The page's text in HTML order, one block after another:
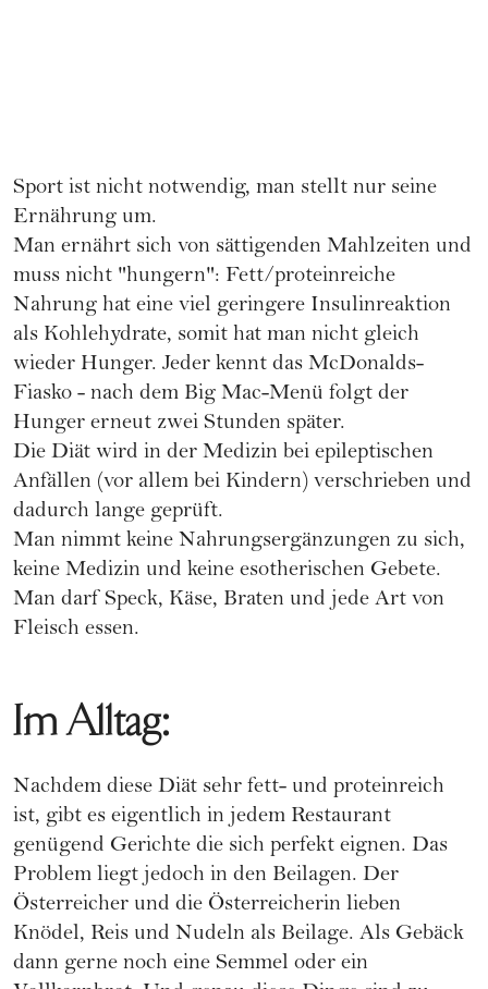
Sport ist nicht notwendig, man stellt nur seine
Ernährung um.
Man ernährt sich von sättigenden Mahlzeiten und
muss nicht "hungern": Fett/proteinreiche
Nahrung hat eine viel geringere Insulinreaktion
als Kohlehydrate, somit hat man nicht gleich
wieder Hunger. Jeder kennt das McDonalds-
Fiasko - nach dem Big Mac-Menü folgt der
Hunger erneut zwei Stunden später.
Die Diät wird in der Medizin bei epileptischen
Anfällen (vor allem bei Kindern) verschrieben und
dadurch lange geprüft.
Man nimmt keine Nahrungsergänzungen zu sich,
keine Medizin und keine esotherischen Gebete.
Man darf Speck, Käse, Braten und jede Art von
Fleisch essen.
Im Alltag:
Nachdem diese Diät sehr fett- und proteinreich
ist, gibt es eigentlich in jedem Restaurant
genügend Gerichte die sich perfekt eignen. Das
Problem liegt jedoch in den Beilagen. Der
Österreicher und die Österreicherin lieben
Knödel, Reis und Nudeln als Beilage. Als Gebäck
dann gerne noch eine Semmel oder ein